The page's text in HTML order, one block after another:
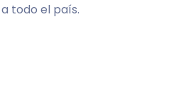
todo el país.